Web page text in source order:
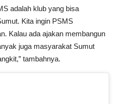
adalah klub yang bisa
Kita ingin PSMS
Kalau ada ajakan membangun
juga masyarakat Sumut
tambahnya.